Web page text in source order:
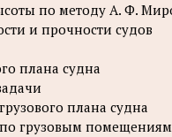
по методу А. Ф.
и прочности судов
плана судна
плана судна
по грузовым помещениям